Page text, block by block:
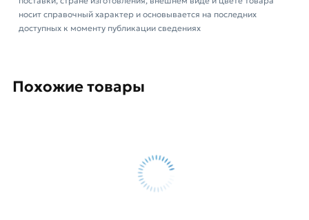
носит справочный характер и основывается на последних
доступных к моменту публикации сведениях
Похожие товары